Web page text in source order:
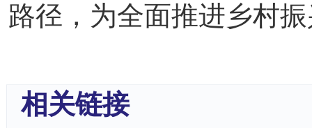
路径，为全面推进乡村
相关链接